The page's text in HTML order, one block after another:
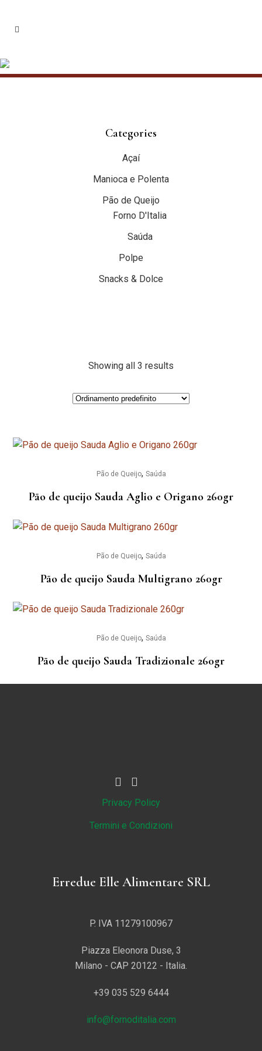
Categories
Açaí
Manioca e Polenta
Pão de Queijo
Forno D'Italia
Saúda
Polpe
Snacks & Dolce
Showing all 3 results
Pão de Queijo, Saúda
Pão de queijo Sauda Aglio e Origano 260gr
Pão de Queijo, Saúda
Pão de queijo Sauda Multigrano 260gr
Pão de Queijo, Saúda
Pão de queijo Sauda Tradizionale 260gr
Privacy Policy
Termini e Condizioni
Erredue Elle Alimentare SRL
P. IVA 11279100967
Piazza Eleonora Duse, 3
Milano - CAP 20122 - Italia.
+39 035 529 6444
info@fornoditalia.com